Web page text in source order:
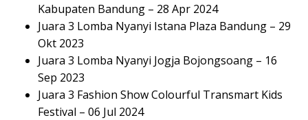
Kabupaten Bandung – 28 Apr 2024
Juara 3 Lomba Nyanyi Istana Plaza Bandung – 29
Okt 2023
Juara 3 Lomba Nyanyi Jogja Bojongsoang – 16
Sep 2023
Juara 3 Fashion Show Colourful Transmart Kids
Festival – 06 Jul 2024